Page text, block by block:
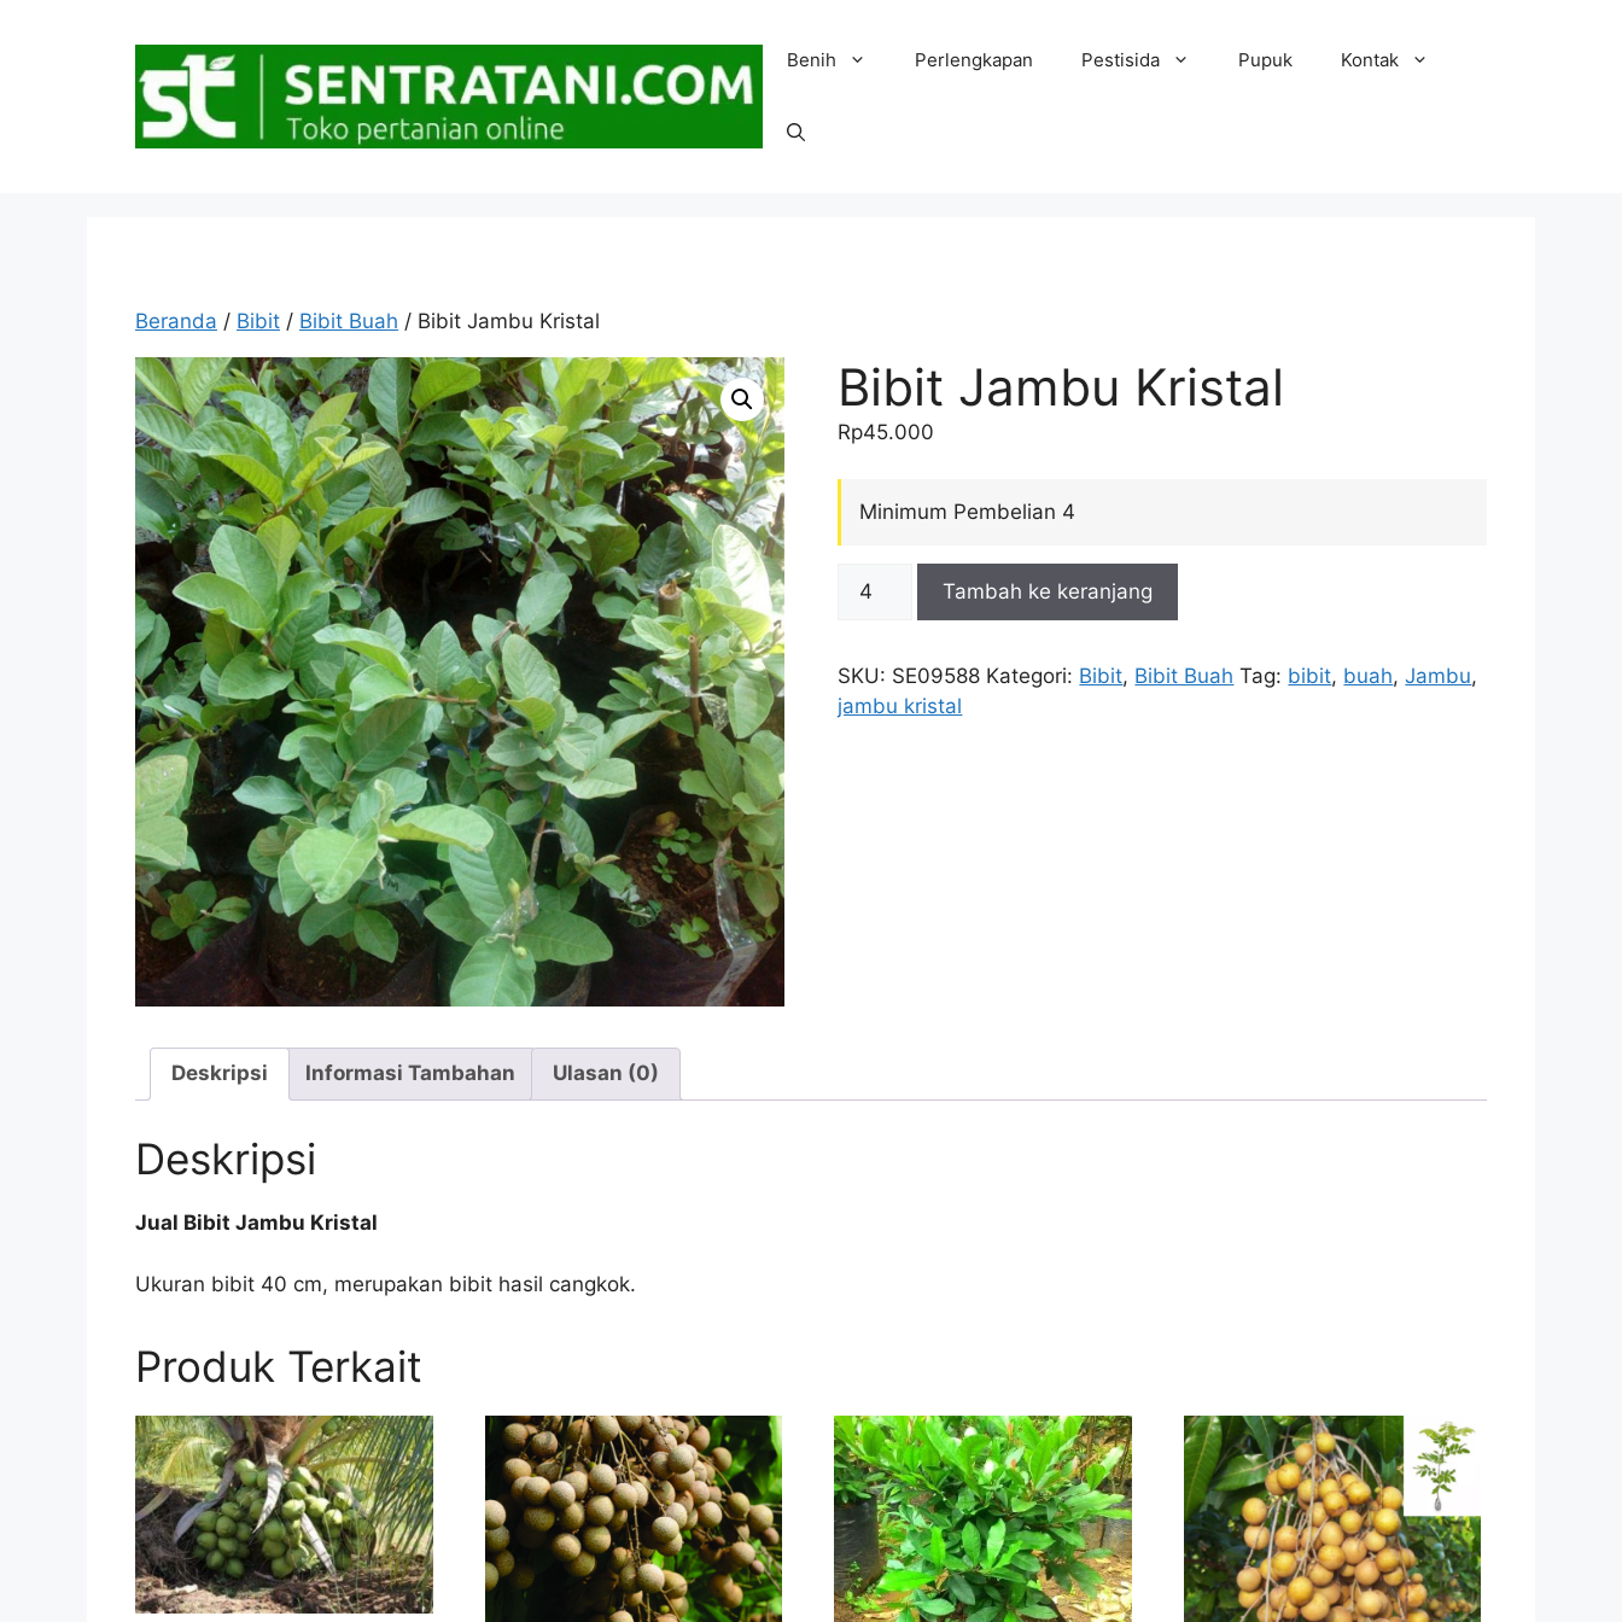
Benih Perlengkapan Pestisida Pupuk Kontak
Beranda / Bibit / Bibit Buah / Bibit Jambu Kristal
Bibit Jambu Kristal
Rp45.000
Minimum Pembelian 4
Bibit
Kristal
Tambah ke keranjang
SKU: SE09588 Kategori: Bibit, Bibit Buah Tag: bibit, buah,Jambu,
jambu kristal
Deskripsi Informasi Tambahan Ulasan (0)
Deskripsi
Jual Bibit Jambu Kristal
Ukuran bibit 40 cm, merupakan bibit hasil cangkok.
Produk Terkait